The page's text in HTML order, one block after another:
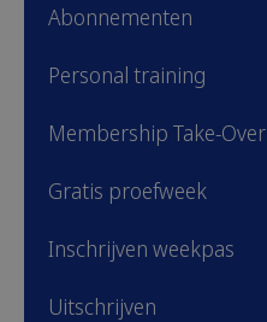
Abonnementen
Personal training
Membership Take-Over
Gratis proefweek
Inschrijven weekpas
Uitschrijven